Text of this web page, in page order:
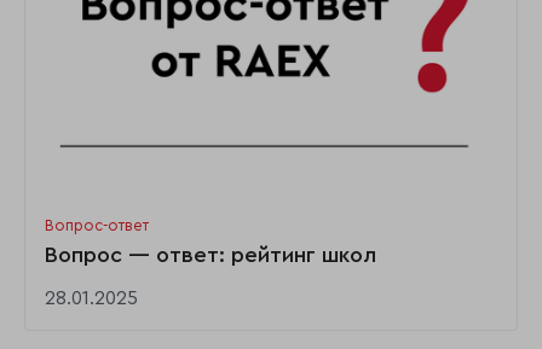
Вопрос-ответ
Вопрос — ответ: рейтинг школ
28.01.2025